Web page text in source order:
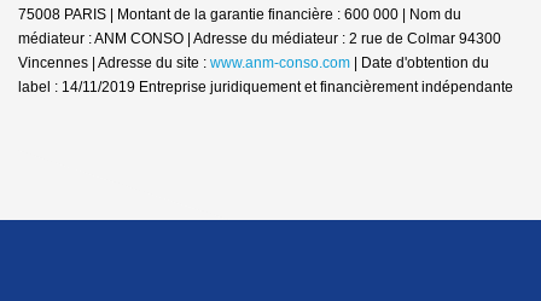
75008 PARIS | Montant de la garantie financière : 600 000 | Nom du
médiateur : ANM CONSO | Adresse du médiateur : 2 rue de Colmar 94300
Vincennes | Adresse du site : www.anm-conso.com | Date d'obtention du
label : 14/11/2019 Entreprise juridiquement et financièrement indépendante